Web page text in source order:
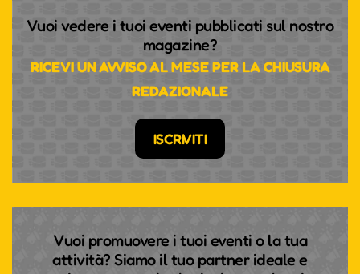
Vuoi vedere i tuoi eventi pubblicati sul nostro
magazine?
RICEVI UN AVVISO AL MESE PER LA CHIUSURA
REDAZIONALE
ISCRIVITI
Vuoi promuovere i tuoi eventi o la tua
attività? Siamo il tuo partner ideale e